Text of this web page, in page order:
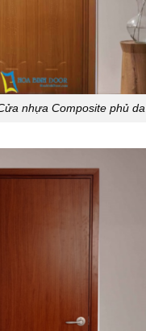
nhựa Composite phủ da